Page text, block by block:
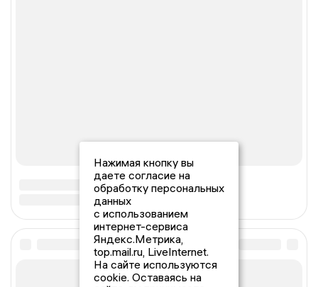
Нажимая кнопку вы
даете согласие на
обработку персональных
данных
с использованием
интернет-сервиса
Яндекс.Метрика,
top.mail.ru, LiveInternet.
На сайте используются
cookie. Оставаясь на